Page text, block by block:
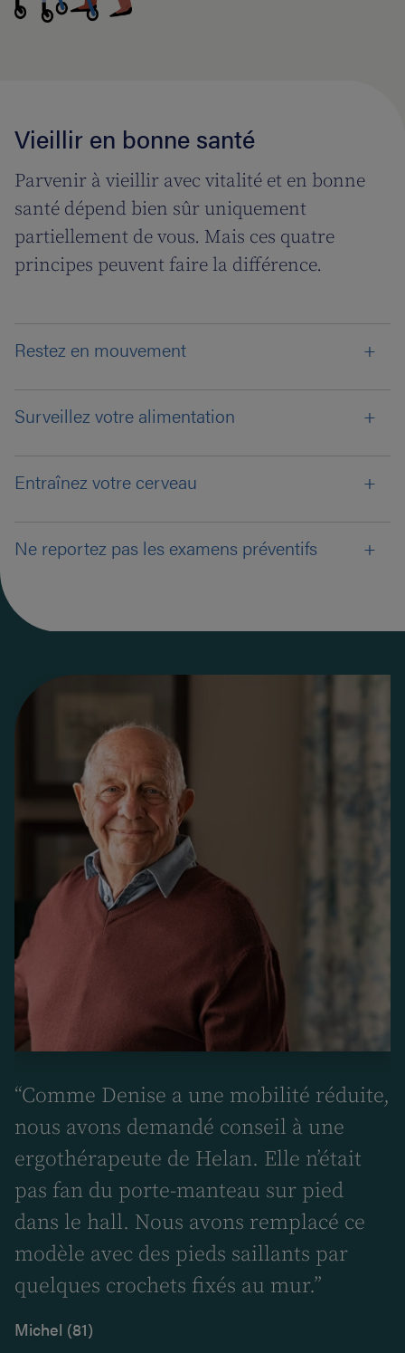
Vieillir en bonne santé
Parvenir à vieillir avec vitalité et en bonne
santé dépend bien sûr uniquement
partiellement de vous. Mais ces quatre
principes peuvent faire la différence.
Restez en mouvement
Surveillez votre alimentation
Entraînez votre cerveau
Ne reportez pas les examens préventifs
“Comme Denise a une mobilité réduite,
nous avons demandé conseil à une
ergothérapeute de Helan. Elle n’était
pas fan du porte-manteau sur pied
dans le hall. Nous avons remplacé ce
modèle avec des pieds saillants par
quelques crochets fixés au mur.”
Michel (81)